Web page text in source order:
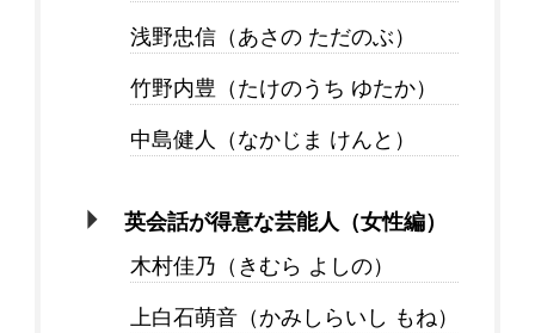
浅野忠信（あさの ただのぶ）
竹野内豊（たけのうち ゆたか）
中島健人（なかじま けんと）
英会話が得意な芸能人（女性編）
木村佳乃（きむら よしの）
上白石萌音（かみしらいし もね）